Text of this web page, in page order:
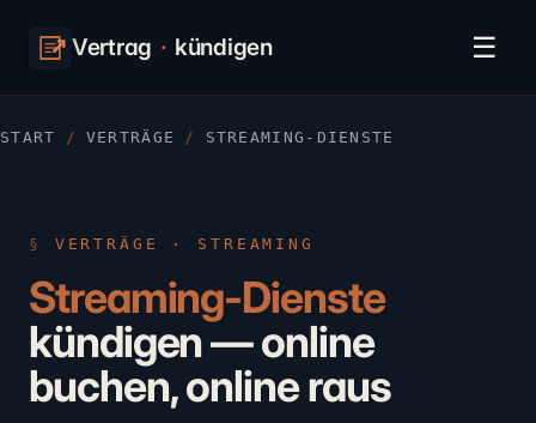
Vertrag · kündigen ☰
START / VERTRÄGE / STREAMING-DIENSTE
VERTRÄGE · STREAMING
Streaming-Dienste
kündigen — online
buchen, online raus